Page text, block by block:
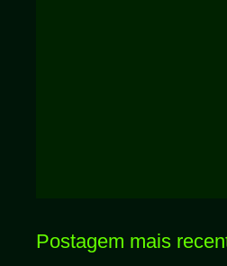
Postagem mais